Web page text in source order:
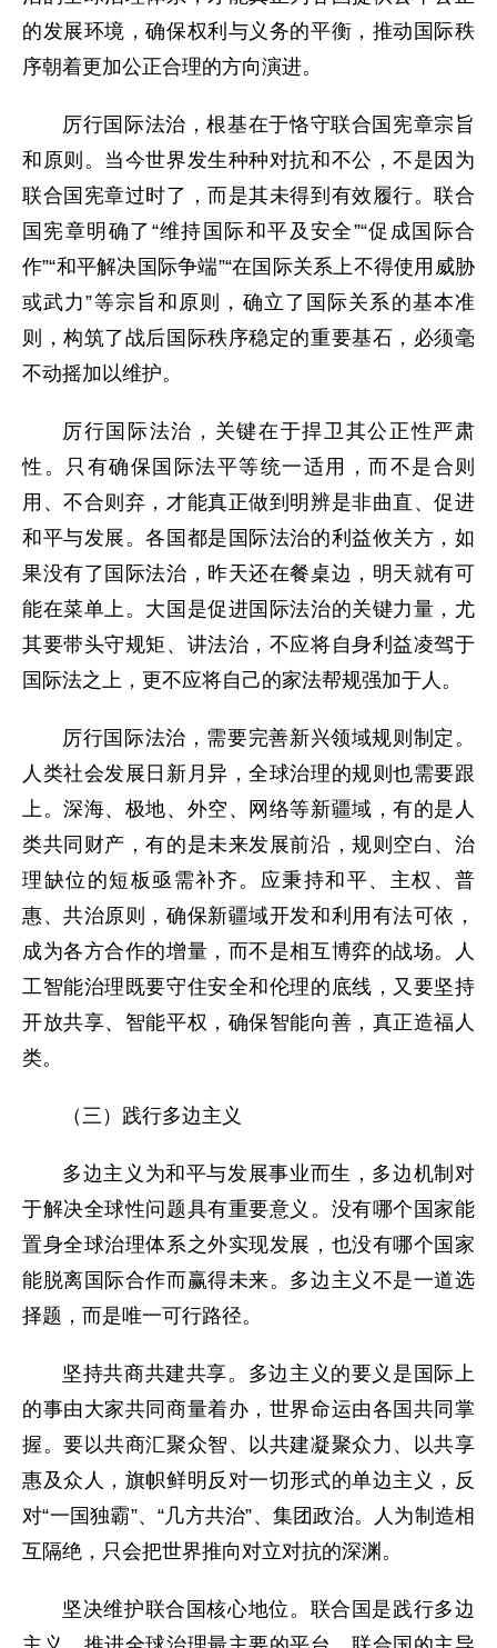
的发展环境，确保权利与义务的平衡，推动国际秩
序朝着更加公正合理的方向演进。
厉行国际法治，根基在于恪守联合国宪章宗旨
和原则。当今世界发生种种对抗和不公，不是因为
联合国宪章过时了，而是其未得到有效履行。联合
国宪章明确了“维持国际和平及安全”“促成国际合
作”“和平解决国际争端”“在国际关系上不得使用威胁
或武力”等宗旨和原则，确立了国际关系的基本准
则，构筑了战后国际秩序稳定的重要基石，必须毫
不动摇加以维护。
厉行国际法治，关键在于捍卫其公正性严肃
性。只有确保国际法平等统一适用，而不是合则
用、不合则弃，才能真正做到明辨是非曲直、促进
和平与发展。各国都是国际法治的利益攸关方，如
果没有了国际法治，昨天还在餐桌边，明天就有可
能在菜单上。大国是促进国际法治的关键力量，尤
其要带头守规矩、讲法治，不应将自身利益凌驾于
国际法之上，更不应将自己的家法帮规强加于人。
厉行国际法治，需要完善新兴领域规则制定。
人类社会发展日新月异，全球治理的规则也需要跟
上。深海、极地、外空、网络等新疆域，有的是人
类共同财产，有的是未来发展前沿，规则空白、治
理缺位的短板亟需补齐。应秉持和平、主权、普
惠、共治原则，确保新疆域开发和利用有法可依，
成为各方合作的增量，而不是相互博弈的战场。人
工智能治理既要守住安全和伦理的底线，又要坚持
开放共享、智能平权，确保智能向善，真正造福人
类。
（三）践行多边主义
多边主义为和平与发展事业而生，多边机制对
于解决全球性问题具有重要意义。没有哪个国家能
置身全球治理体系之外实现发展，也没有哪个国家
能脱离国际合作而赢得未来。多边主义不是一道选
择题，而是唯一可行路径。
坚持共商共建共享。多边主义的要义是国际上
的事由大家共同商量着办，世界命运由各国共同掌
握。要以共商汇聚众智、以共建凝聚众力、以共享
惠及众人，旗帜鲜明反对一切形式的单边主义，反
对“一国独霸”、“几方共治”、集团政治。人为制造相
互隔绝，只会把世界推向对立对抗的深渊。
坚决维护联合国核心地位。联合国是践行多边